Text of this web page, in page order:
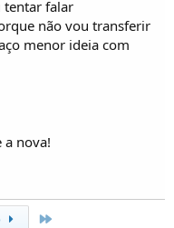
tentar falar
não vou transferir
menor ideia com
a nova!